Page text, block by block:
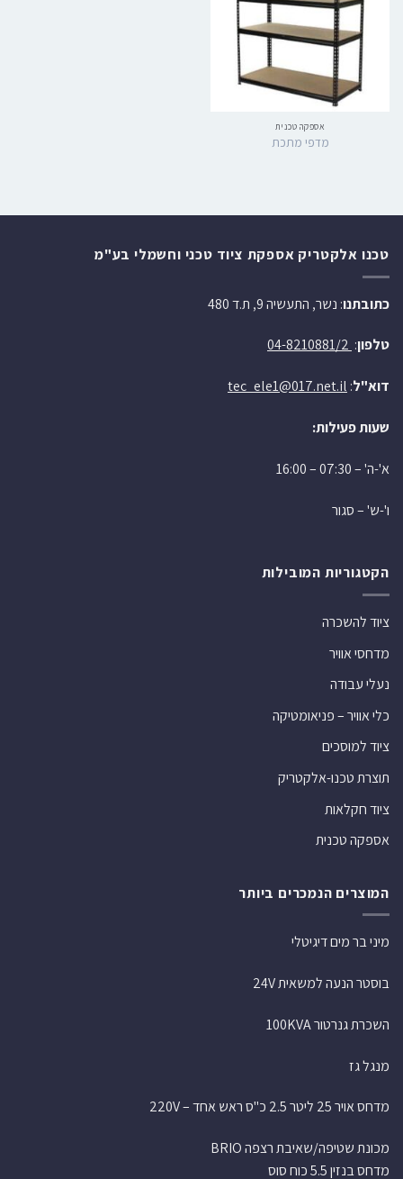
אספקה טכנית
מדפי מתכת
טכנו אלקטריק אספקת ציוד טכני וחשמלי בע"מ
כתובתנו: נשר, התעשיה 9, ת.ד 480
טלפון:
דוא"ל:
tec_ele1@017.net.il
שעות פעילות:
א'-ה' – 07:30 – 16:00
ו'-ש' – סגור
הקטגוריות המובילות
ציוד להשכרה
מדחסי אוויר
נעלי עבודה
כלי אוויר – פניאומטיקה
ציוד למוסכים
תוצרת טכנו-אלקטריק
ציוד חקלאות
אספקה טכנית
המוצרים הנמכרים ביותר
מיני בר מים דיגיטלי
בוסטר הנעה למשאית 24V
השכרת גנרטור 100KVA
מנגל גז
מדחס אויר 25 ליטר 2.5 כ"ס ראש אחד – 220V
מכונת שטיפה/שאיבת רצפה BRIO
מדחס בנזין 5.5 כוח סוס